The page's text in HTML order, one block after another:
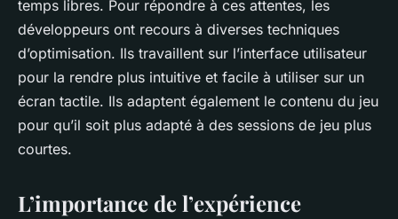
temps libres. Pour répondre à ces attentes, les
développeurs ont recours à diverses techniques
d’optimisation. Ils travaillent sur l’interface utilisateur
pour la rendre plus intuitive et facile à utiliser sur un
écran tactile. Ils adaptent également le contenu du jeu
pour qu’il soit plus adapté à des sessions de jeu plus
courtes.
L’importance de l’expérience